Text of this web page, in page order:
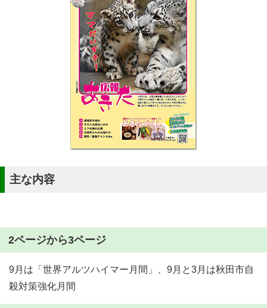
主な内容
2ページから3ページ
9月は「世界アルツハイマー月間」、9月と3月は秋田市自
殺対策強化月間